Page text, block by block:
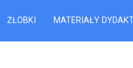
ŻŁOBKI MATERIAŁY